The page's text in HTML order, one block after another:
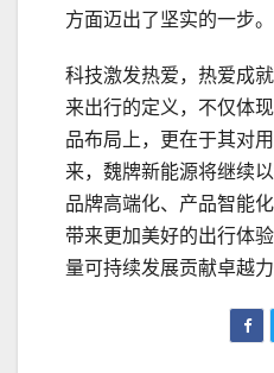
方面迈出了坚实的一步。
科技激发热爱，热爱成
来出行的定义，不仅体
品布局上，更在于其对
来，魏牌新能源将继续
品牌高端化、产品智能
带来更加美好的出行体
量可持续发展贡献卓越力